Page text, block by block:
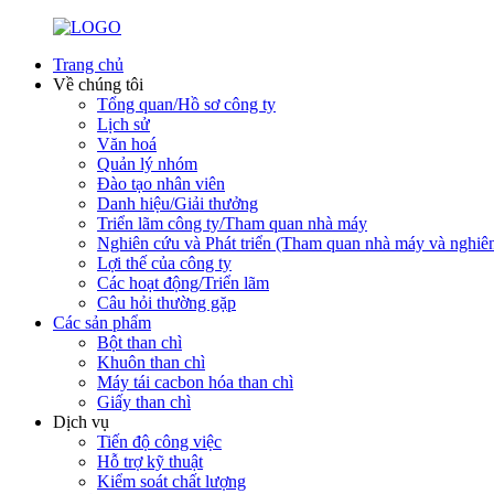
Trang chủ
Về chúng tôi
Tổng quan/Hồ sơ công ty
Lịch sử
Văn hoá
Quản lý nhóm
Đào tạo nhân viên
Danh hiệu/Giải thưởng
Triển lãm công ty/Tham quan nhà máy
Nghiên cứu và Phát triển (Tham quan nhà máy và
Lợi thế của công ty
Các hoạt động/Triển lãm
Câu hỏi thường gặp
Các sản phẩm
Bột than chì
Khuôn than chì
Máy tái cacbon hóa than chì
Giấy than chì
Dịch vụ
Tiến độ công việc
Hỗ trợ kỹ thuật
Kiểm soát chất lượng